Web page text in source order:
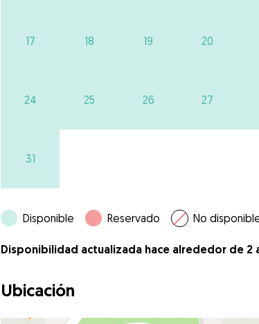
17 18 19 20
24 25 26 27
31
Disponible Reservado No
Disponibilidad actualizada hace alrededor de 2
Ubicación